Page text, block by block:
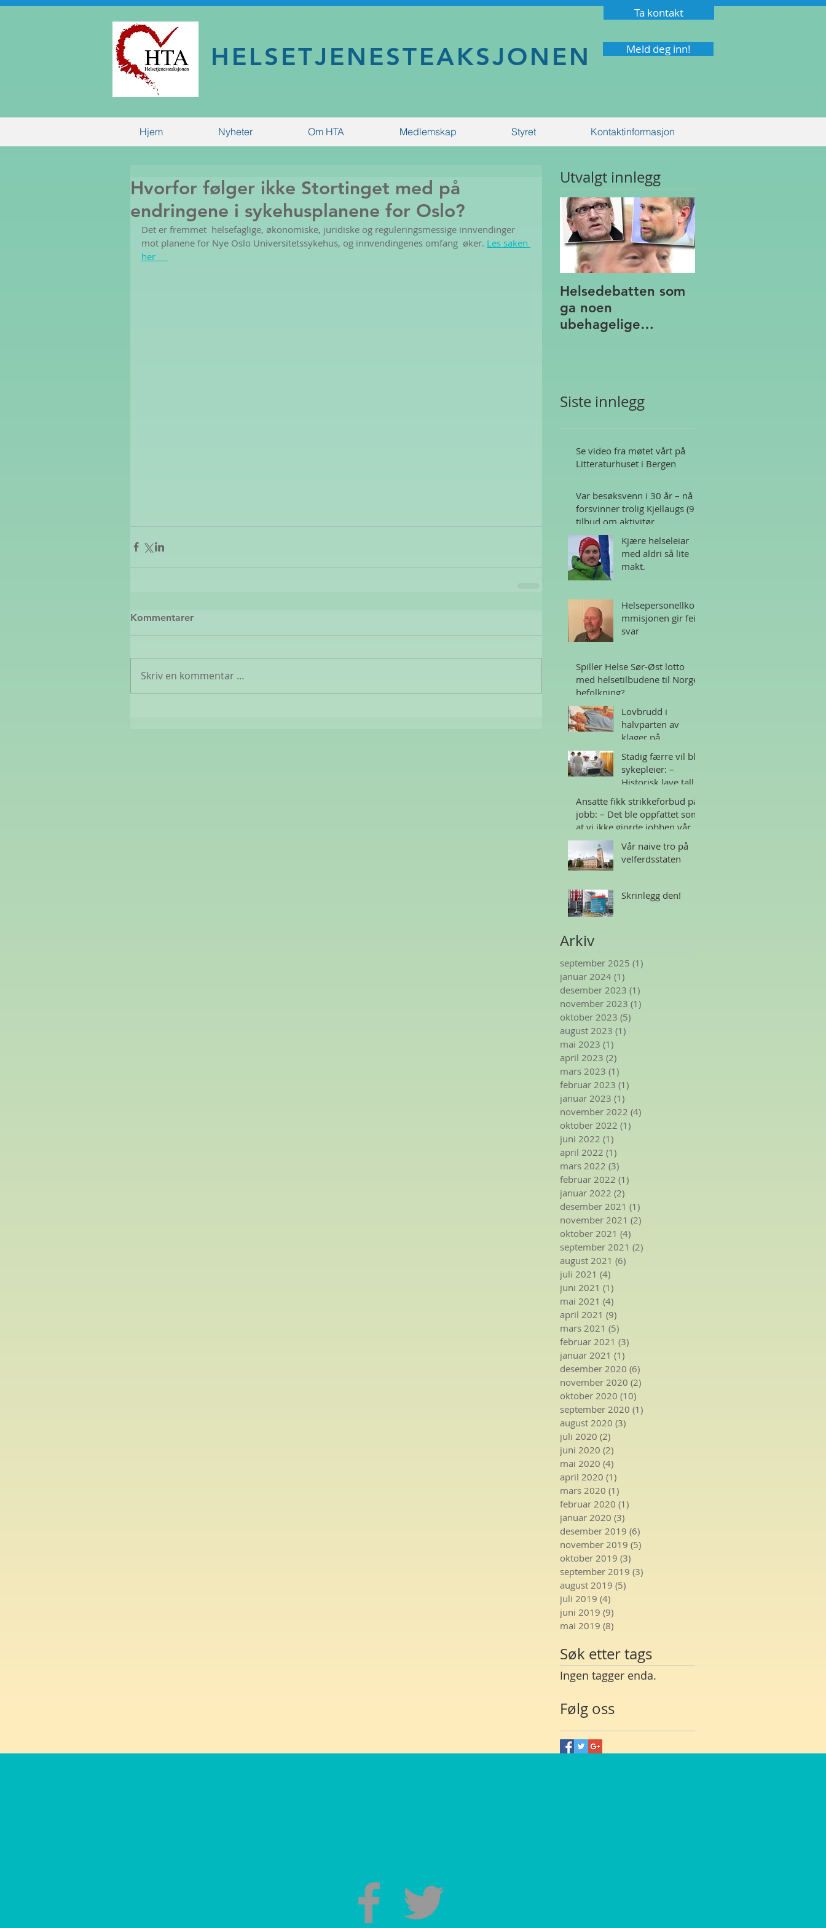
Ta kontakt
Meld deg inn!
HELSETJENESTEAKSJONEN
Hjem Nyheter Om HTA Medlemskap Styret Kontaktinformasjon
Hvorfor følger ikke Stortinget med på
endringene i sykehusplanene for Oslo?
Det er fremmet  helsefaglige, økonomiske, juridiske og reguleringsmessige innvendinger
mot planene for Nye Oslo Universitetssykehus, og innvendingenes omfang  øker. Les saken
her
Kommentarer
Skriv en kommentar …
Utvalgt innlegg
Helsedebatten som
ga noen
ubehagelige
Siste innlegg
Se video fra møtet vårt på
Litteraturhuset i Bergen
Var besøksvenn i 30 år – nå
forsvinner trolig Kjellaugs (95)
tilbud om aktivitør
Kjære helseleiar
med aldri så lite
makt.
Helsepersonellko
mmisjonen gir feil
svar
Spiller Helse Sør-Øst lotto
med helsetilbudene til Norges
befolkning?
Lovbrudd i
halvparten av
klager på
Stadig færre vil bli
sykepleier: –
Historisk lave tall
Ansatte fikk strikkeforbud på
jobb: – Det ble oppfattet som
at vi ikke gjorde jobben vår
Vår naive tro på
velferdsstaten
Skrinlegg den!
Arkiv
september 2025 (1)
januar 2024 (1)
desember 2023 (1)
november 2023 (1)
oktober 2023 (5)
august 2023 (1)
mai 2023 (1)
april 2023 (2)
mars 2023 (1)
februar 2023 (1)
januar 2023 (1)
november 2022 (4)
oktober 2022 (1)
juni 2022 (1)
april 2022 (1)
mars 2022 (3)
februar 2022 (1)
januar 2022 (2)
desember 2021 (1)
november 2021 (2)
oktober 2021 (4)
september 2021 (2)
august 2021 (6)
juli 2021 (4)
juni 2021 (1)
mai 2021 (4)
april 2021 (9)
mars 2021 (5)
februar 2021 (3)
januar 2021 (1)
desember 2020 (6)
november 2020 (2)
oktober 2020 (10)
september 2020 (1)
august 2020 (3)
juli 2020 (2)
juni 2020 (2)
mai 2020 (4)
april 2020 (1)
mars 2020 (1)
februar 2020 (1)
januar 2020 (3)
desember 2019 (6)
november 2019 (5)
oktober 2019 (3)
september 2019 (3)
august 2019 (5)
juli 2019 (4)
juni 2019 (9)
mai 2019 (8)
Søk etter tags
Ingen tagger enda.
Følg oss